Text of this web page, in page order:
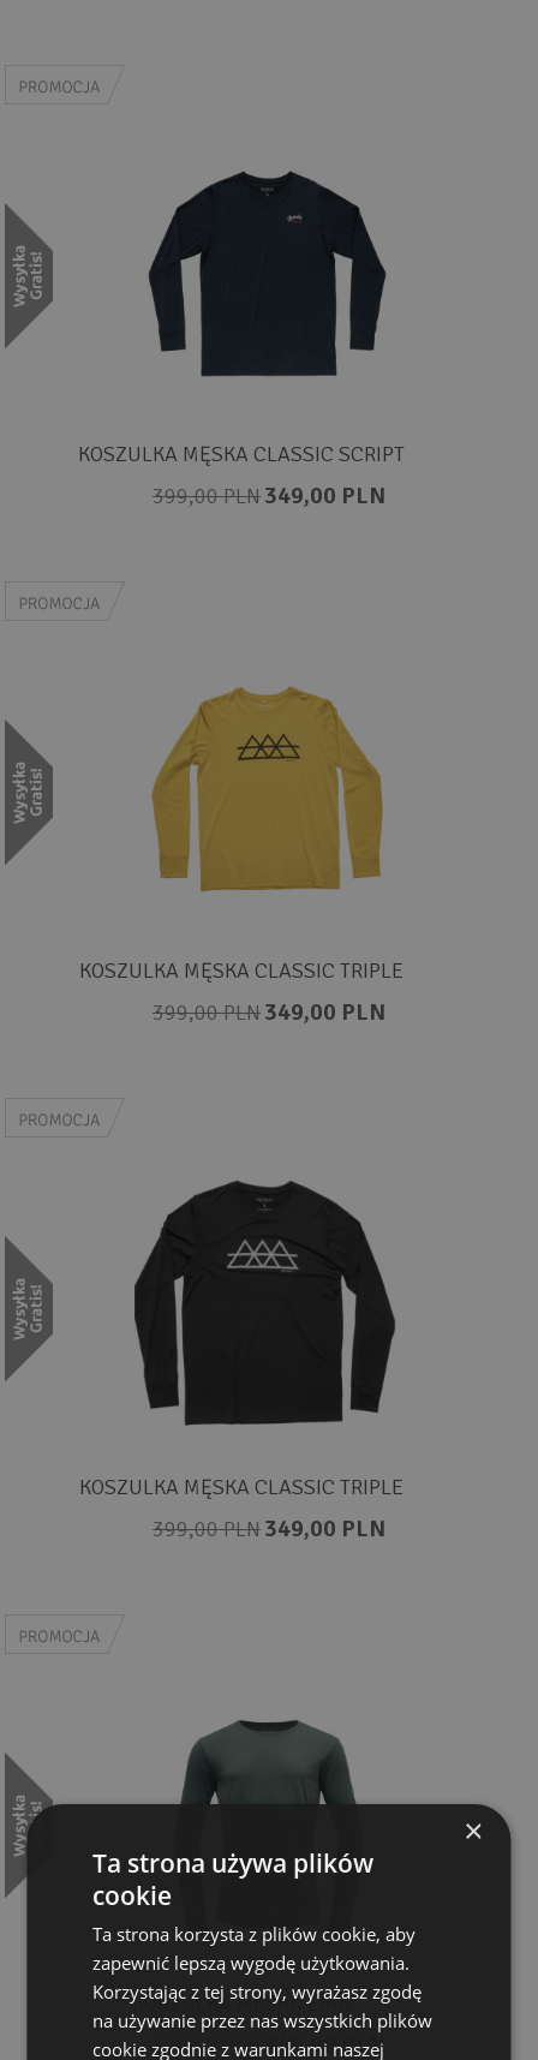
KOSZULKA MĘSKA CLASSIC SCRIPT
399,00 PLN349,00 PLN
KOSZULKA MĘSKA CLASSIC TRIPLE
399,00 PLN349,00 PLN
KOSZULKA MĘSKA CLASSIC TRIPLE
399,00 PLN349,00 PLN
KOSZULKA MĘSKA EIKA
399,00 PLN349,00 PLN
×
Ta strona używa plików
cookie
Ta strona korzysta z plików cookie, aby
zapewnić lepszą wygodę użytkowania.
Korzystając z tej strony, wyrażasz zgodę
na używanie przez nas wszystkich plików
cookie zgodnie z warunkami naszej